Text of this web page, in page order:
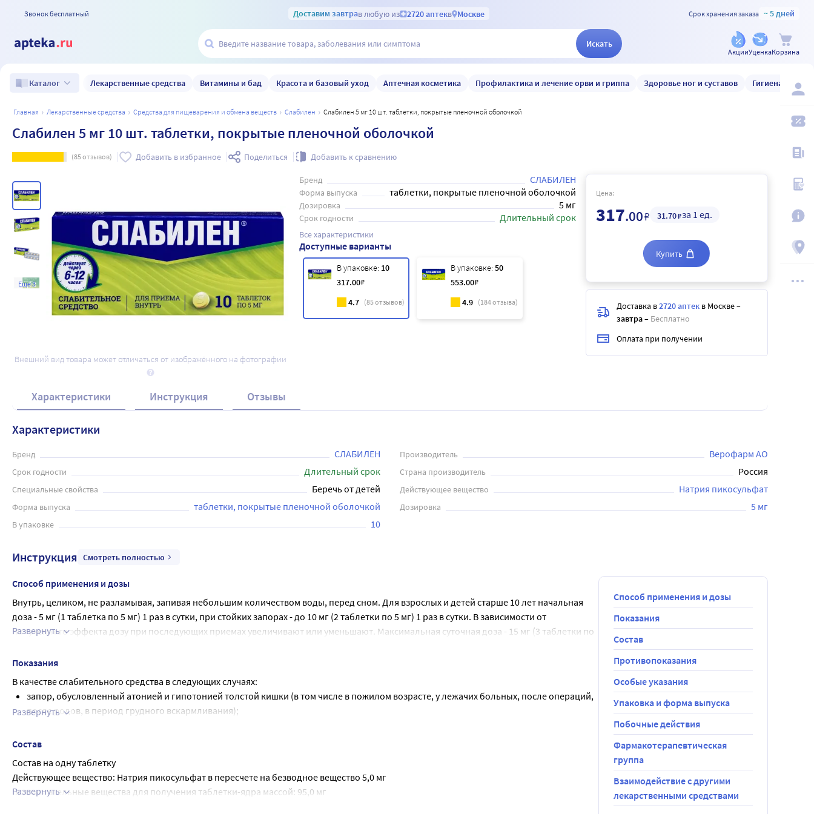
Звонок бесплатный Доставим завтрав любую из 2720 аптекв Москве Срок хранения заказа ~ 5 дней
Искать
АкцииУценкаКорзина
Каталог Лекарственные средства Витамины и бад Красота и базовый уход Аптечная косметика Профилактика и лечение орви и гриппа Здоровье ног и суставов Гигиена и уход
главная лекарственные средства средства для пищеварения и обмена веществ слабилен Слабилен 5 мг 10 шт. таблетки, покрытые пленочной оболочкой
Слабилен 5 мг 10 шт. таблетки, покрытые пленочной оболочкой
(85отзывов) Добавить в избранное Поделиться Добавить к сравнению
Ещё 3
Внешний вид товара может отличаться от изображённого на фотографии
Бренд СЛАБИЛЕН
Форма выпуска таблетки, покрытые пленочной оболочкой
Дозировка 5 мг
Срок годности Длительный срок
Все характеристики
Доступные варианты
В упаковке: 10
317.00₽
4.7 (85отзывов)
В упаковке: 50
553.00₽
4.9 (184отзыва)
Цена:
317.00₽ 31.70₽за 1 ед.
Купить
Доставка в2720 аптек в Москве–
завтра– Бесплатно
Оплата при получении
Характеристики Инструкция Отзывы
Характеристики
Бренд СЛАБИЛЕН Производитель Верофарм АО
Срок годности Длительный срок Страна производитель Россия
Специальные свойства Беречь от детей Действующее вещество Натрия пикосульфат
Форма выпуска таблетки, покрытые пленочной оболочкой Дозировка 5 мг
В упаковке 10
Инструкция Смотреть полностью
Способ применения и дозы
Внутрь, целиком, не разламывая, запивая небольшим количеством воды, перед сном. Для взрослых и детей старше 10 лет начальная
доза - 5 мг (1 таблетка по 5 мг) 1 раз в сутки, при стойких запорах - до 10 мг (2 таблетки по 5 мг) 1 раз в сутки. В зависимости от
полученного эффекта дозу при последующих приемах увеличивают или уменьшают. Максимальная суточная доза - 15 мг (3 таблетки по
Рекомендуется начинать с наименьшей дозы. Для того, чтобы достичь регулярного стула, доза может повышаться до максимальной
рекомендуемой. Не следует превышать максимальную рекомендуемую суточную дозу.
Для получения слабительного эффекта в утренние часы следует принимать препарат накануне на ночь.
Развернуть
Показания
В качестве слабительного средства в следующих случаях:
запор, обусловленный атонией и гипотонией толстой кишки (в том числе в пожилом возрасте, у лежачих больных, после операций,
после родов, в период грудного вскармливания);
для регулирования стула при геморрое, проктите, анальных трещинах (для размягчения консистенции кала);
запор, обусловленный дисбактериозом кишечника, нарушением диеты.
Развернуть
Состав
Состав на одну таблетку
Действующее вещество: Натрия пикосульфат в пересчете на безводное вещество 5,0 мг
Вспомогательные вещества для получения таблетки-ядра массой: 95,0 мг
Развернуть
Способ применения и дозы
Показания
Состав
Противопоказания
Особые указания
Упаковка и форма выпуска
Побочные действия
Фармакотерапевтическая
группа
Взаимодействие с другими
лекарственными средствами